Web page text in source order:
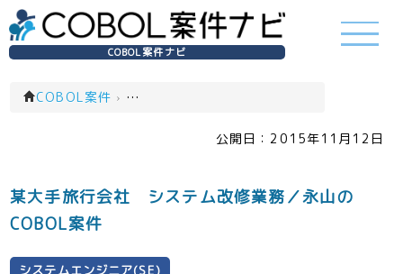
COBOL案件ナビ
COBOL案件 › システムエンジニア(SE)(一覧)
公開日： 2015年11月12日
某大手旅行会社 システム改修業務／永山の
COBOL案件
システムエンジニア(SE)